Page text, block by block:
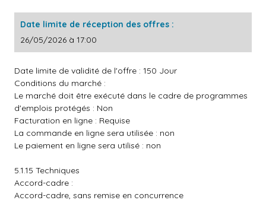
Date limite de réception des offres :
26/05/2026 à 17:00
Date limite de validité de l'offre : 150 Jour
Conditions du marché :
Le marché doit être exécuté dans le cadre de programmes
d'emplois protégés : Non
Facturation en ligne : Requise
La commande en ligne sera utilisée : non
Le paiement en ligne sera utilisé : non
5.1.15 Techniques
Accord-cadre :
Accord-cadre, sans remise en concurrence